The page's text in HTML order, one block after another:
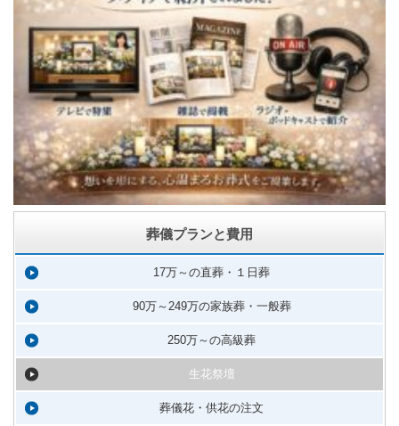
葬儀プランと費用
17万～の直葬・１日葬
90万～249万の家族葬・一般葬
250万～の高級葬
生花祭壇
葬儀花・供花の注文